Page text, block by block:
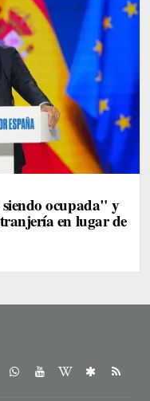
ocupada" y
en lugar de